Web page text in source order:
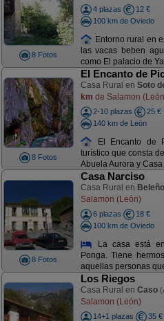
8 Fotos
4 plazas
12 €
100 km de Oviedo
Entorno rural en
las vacas beben
como El palacio de
8 Fotos
El Encanto de
Casa Rural en Soto
km de Salamon
2-10 plazas
25 €
140 km de León
El Encanto de
turístico que consta
Abuela Aurora y
8 Fotos
Casa Narciso
Casa Rural en Beleño
Salamon (León)
6 plazas
18 €
100 km de Oviedo
La casa está
Ponga. Tiene
aquellas personas
Los Riegos
Casa Rural en Caso
Salamon (León)
14+1 plazas
35 €